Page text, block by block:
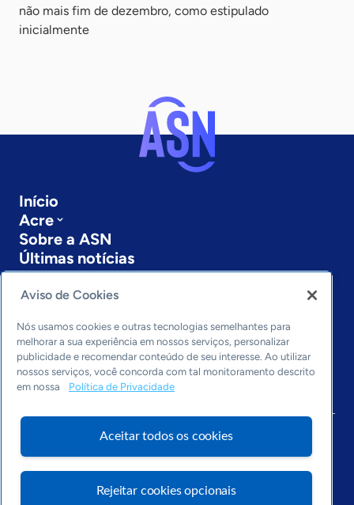
não mais fim de dezembro, como estipulado
inicialmente
Início
Acre
Sobre a ASN
Últimas notícias
Entre em contato
Editorias
Economia & Política
Inovação & Tecnologia
Cultura empreendedora
Dados
Aviso de Cookies
Nós usamos cookies e outras tecnologias semelhantes para
melhorar a sua experiência em nossos serviços, personalizar
publicidade e recomendar conteúdo de seu interesse. Ao utilizar
nossos serviços, você concorda com tal monitoramento descrito
em nossa
Política de Privacidade
Aceitar todos os cookies
Rejeitar cookies opcionais